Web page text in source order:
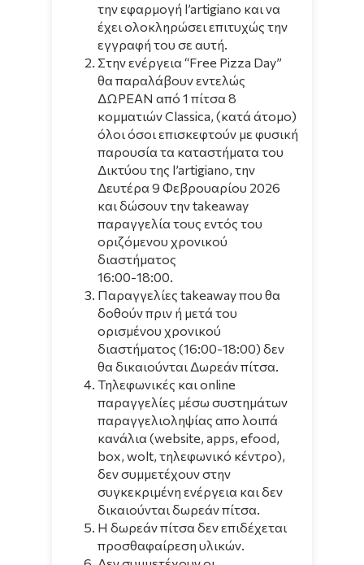
την εφαρμογή l’artigiano και να
έχει ολοκληρώσει επιτυχώς την
εγγραφή του σε αυτή.
Στην ενέργεια “Free Pizza Day”
θα παραλάβουν εντελώς
ΔΩΡΕΑΝ από 1 πίτσα 8
κομματιών Classica, (κατά άτομο)
όλοι όσοι επισκεφτούν με φυσική
παρουσία τα καταστήματα του
Δικτύου της l’artigiano, την
Δευτέρα 9 Φεβρουαρίου 2026
και δώσουν την takeaway
παραγγελία τους εντός του
οριζόμενου χρονικού
διαστήματος
16:00-18:00.
Παραγγελίες takeaway που θα
δοθούν πριν ή μετά του
ορισμένου χρονικού
διαστήματος (16:00-18:00) δεν
θα δικαιούνται Δωρεάν πίτσα.
Τηλεφωνικές και online
παραγγελίες μέσω συστημάτων
παραγγελιοληψίας απο λοιπά
κανάλια (website, apps, efood,
box, wolt, τηλεφωνικό κέντρο),
δεν συμμετέχουν στην
συγκεκριμένη ενέργεια και δεν
δικαιούνται δωρεάν πίτσα.
Η δωρεάν πίτσα δεν επιδέχεται
προσθαφαίρεση υλικών.